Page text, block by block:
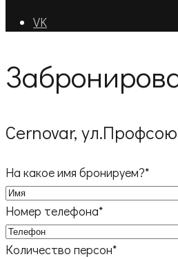
VK
Cernovar,
На какое имя бронируем?*
Номер телефона*
Количество персон*